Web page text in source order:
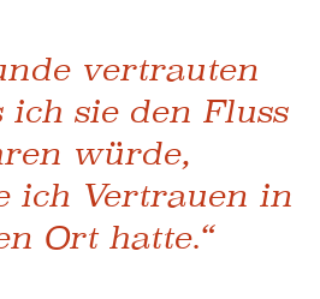
vertrauten
ich sie den Fluss
würde,
ich Vertrauen in
Ort hatte.“